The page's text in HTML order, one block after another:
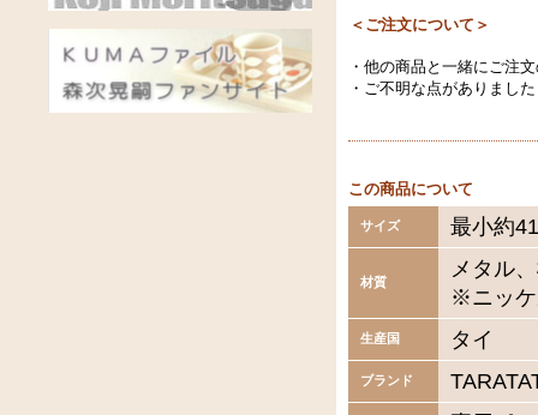
＜ご注文について＞
・他の商品と一緒にご注
・ご不明な点がありまし
この商品について
サイズ 最小約
材質
メタル
※ニッ
生産国 タイ
ブランド